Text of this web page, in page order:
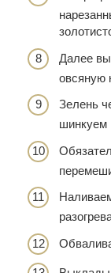
Далее
овсяную
Зелень
шинкуем